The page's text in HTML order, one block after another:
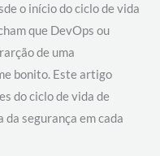
o início do ciclo de vida
que DevOps ou
de uma
bonito. Este artigo
do ciclo de vida de
segurança em cada